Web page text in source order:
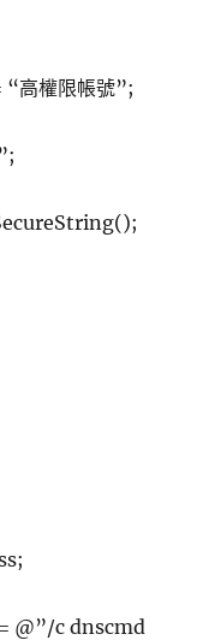
權限帳號”;
c dnscmd